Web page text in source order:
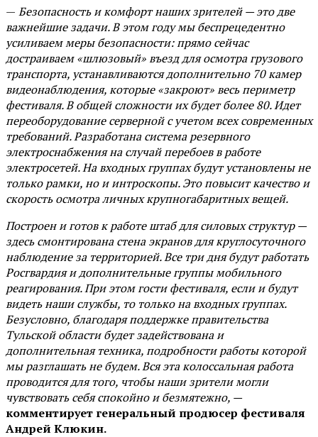
— Безопасность и комфорт наших зрителей — это две
важнейшие задачи. В этом году мы беспрецедентно
усиливаем меры безопасности: прямо сейчас
достраиваем «шлюзовый» въезд для осмотра грузового
транспорта, устанавливаются дополнительно 70 камер
видеонаблюдения, которые «закроют» весь периметр
фестиваля. В общей сложности их будет более 80. Идет
переоборудование серверной с учетом всех современных
требований. Разработана система резервного
электроснабжения на случай перебоев в работе
электросетей. На входных группах будут установлены не
только рамки, но и интроскопы. Это повысит качество и
скорость осмотра личных крупногабаритных вещей.
Построен и готов к работе штаб для силовых структур —
здесь смонтирована стена экранов для круглосуточного
наблюдение за территорией. Все три дня будут работать
Росгвардия и дополнительные группы мобильного
реагирования. При этом гости фестиваля, если и будут
видеть наши службы, то только на входных группах.
Безусловно, благодаря поддержке правительства
Тульской области будет задействована и
дополнительная техника, подробности работы которой
мы разглашать не будем. Вся эта колоссальная работа
проводится для того, чтобы наши зрители могли
чувствовать себя спокойно и безмятежно, —
комментирует генеральный продюсер фестиваля
Андрей Клюкин.